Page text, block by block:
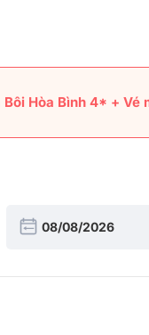
Hòa Bình 4* + Vé